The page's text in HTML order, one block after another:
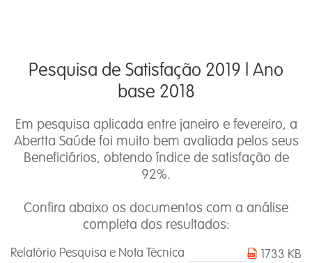
Pesquisa de Satisfação 2019 l Ano
base 2018
Em pesquisa aplicada entre janeiro e fevereiro, a
Abertta Saúde foi muito bem avaliada pelos seus
Beneficiários, obtendo índice de satisfação de
92%.
Confira abaixo os documentos com a análise
completa dos resultados:
Relatório Pesquisa e Nota Técnica
1733 KB